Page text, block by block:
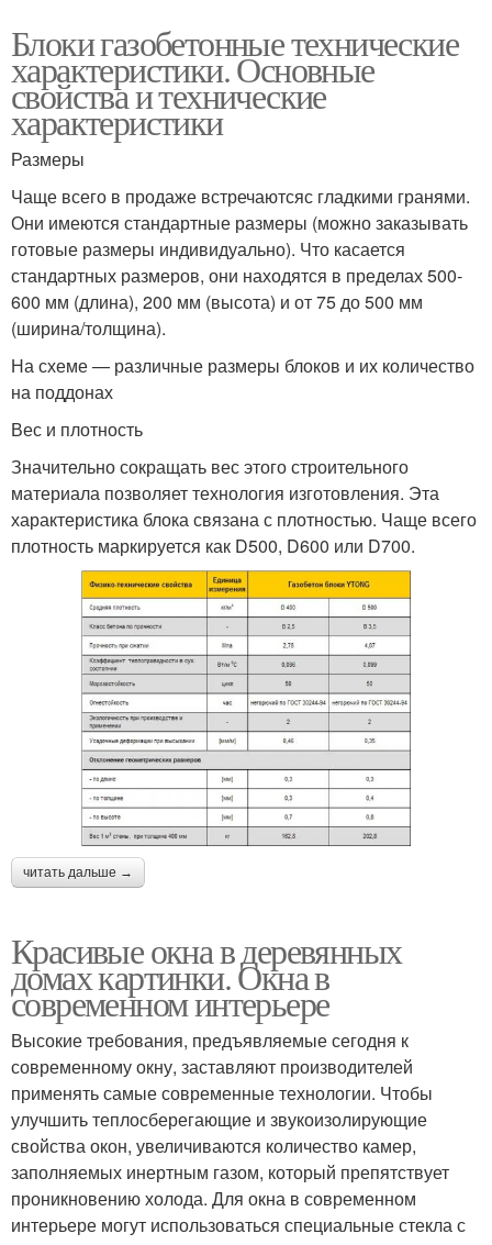
Блоки газобетонные технические
характеристики. Основные
свойства и технические
характеристики
Размеры
Чаще всего в продаже встречаютсяс гладкими гранями.
Они имеются стандартные размеры (можно заказывать
готовые размеры индивидуально). Что касается
стандартных размеров, они находятся в пределах 500-
600 мм (длина), 200 мм (высота) и от 75 до 500 мм
(ширина/толщина).
На схеме — различные размеры блоков и их количество
на поддонах
Вес и плотность
Значительно сокращать вес этого строительного
материала позволяет технология изготовления. Эта
характеристика блока связана с плотностью. Чаще всего
плотность маркируется как D500, D600 или D700.
читать дальше →
Красивые окна в деревянных
домах картинки. Окна в
современном интерьере
Высокие требования, предъявляемые сегодня к
современному окну, заставляют производителей
применять самые современные технологии. Чтобы
улучшить теплосберегающие и звукоизолирующие
свойства окон, увеличиваются количество камер,
заполняемых инертным газом, который препятствует
проникновению холода. Для окна в современном
интерьере могут использоваться специальные стекла с